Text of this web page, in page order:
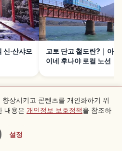
신·산샤모
교토 단고 철도란?｜아마
이네 후나야 로컬 노선
근처 스팟
상시키고 콘텐츠를 개인화하기 위
내용은 개인정보 보호정책을 참조하
설정